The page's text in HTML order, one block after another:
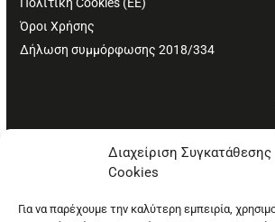
Διαχείριση Συγκατάθεσης
Cookies
Για να παρέχουμε την καλύτερη εμπειρία,
Όροι Χρήσης
Δήλωση συμμόρφωσης 2018/334
© Copyright: Ethos Media S.A.